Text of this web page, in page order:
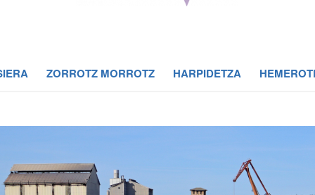
ZORROTZ MORROTZ HARPIDETZA